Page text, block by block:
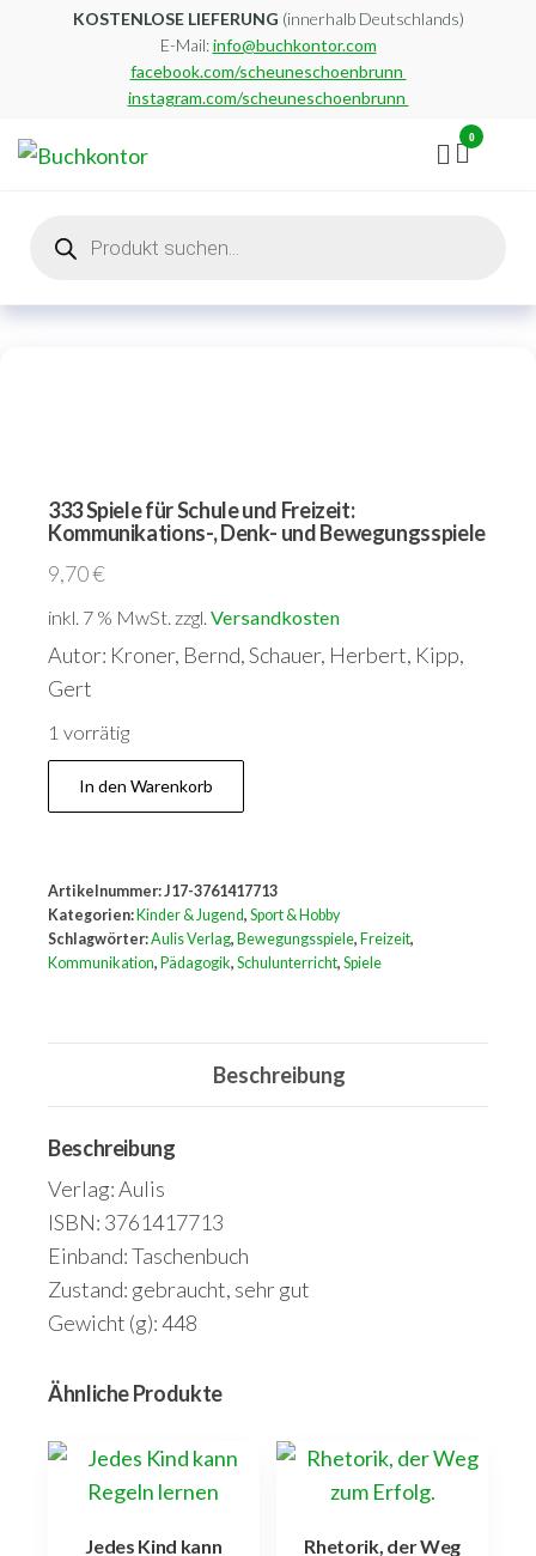
KOSTENLOSE LIEFERUNG (innerhalb Deutschlands)
E-Mail:info@buchkontor.com
facebook.com/scheuneschoenbrunn
instagram.com/scheuneschoenbrunn
0
search
333 Spiele für Schule und Freizeit:
Kommunikations-, Denk- und Bewegungsspiele
9,70€
inkl. 7 % MwSt. zzgl. Versandkosten
Autor: Kroner, Bernd, Schauer, Herbert, Kipp,
Gert
1 vorrätig
333
Spiele
und
Freizeit:
Kommunikations-,
Bewegungsspiele
In den Warenkorb
Artikelnummer:J17-3761417713
Kategorien: Kinder & Jugend, Sport & Hobby
Schlagwörter:Aulis Verlag, Bewegungsspiele, Freizeit,
Kommunikation, Pädagogik, Schulunterricht, Spiele
Beschreibung
Beschreibung
Verlag: Aulis
ISBN: 3761417713
Einband: Taschenbuch
Zustand: gebraucht, sehr gut
Gewicht (g): 448
Ähnliche Produkte
Jedes Kind kann
Rhetorik, der Weg